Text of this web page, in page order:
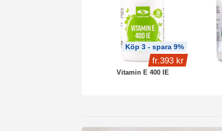
Vitamin E 400 IE
Köp 3 - spara 9%
fr.393 kr